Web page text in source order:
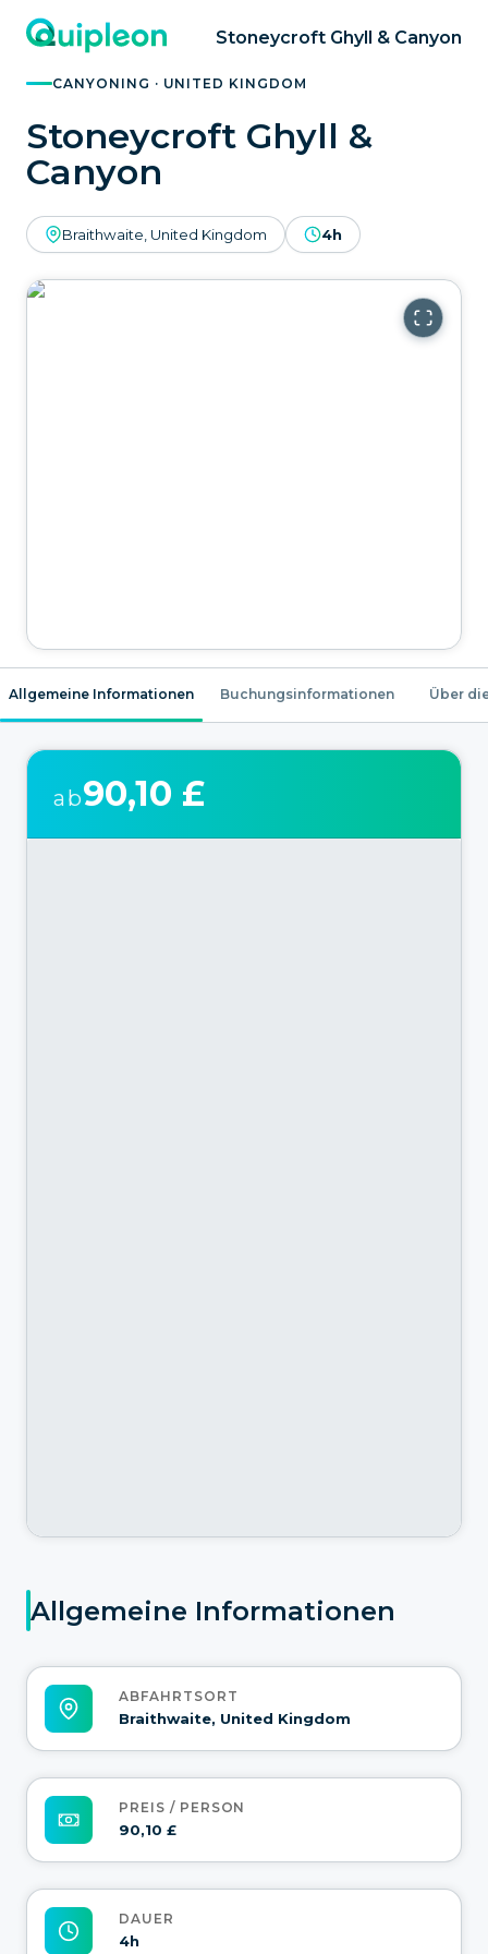
Stoneycroft Ghyll & Canyon
CANYONING · UNITED KINGDOM
Stoneycroft Ghyll &
Canyon
Braithwaite, United Kingdom 4h
Allgemeine Informationen Buchungsinformationen Über
Allgemeine Informationen
ABFAHRTSORT
Braithwaite, United Kingdom
PREIS / PERSON
90,10 £
DAUER
4h
ab90,10 £